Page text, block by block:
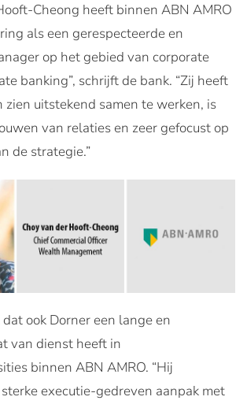
Cheong heeft binnen ABN AMRO
als een gerespecteerde en
op het gebied van corporate
banking”, schrijft de bank. “Zij heeft
uitstekend samen te werken, is
van relaties en zeer gefocust op
de strategie.”
ook Dorner een lange en
van dienst heeft in
binnen ABN AMRO. “Hij
executie-gedreven aanpak met